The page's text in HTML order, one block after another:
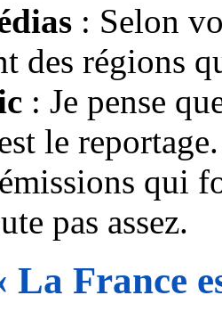
: Selon
des régions
: Je pense
le
qui
pas assez.
La France